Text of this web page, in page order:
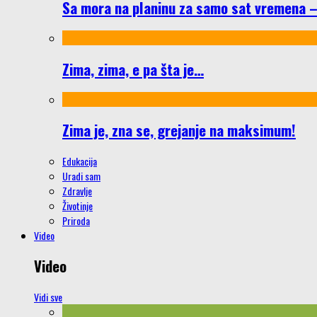
Sa mora na planinu za samo sat vremena
Zima, zima, e pa šta je…
Zima je, zna se, grejanje na maksimum!
Edukacija
Uradi sam
Zdravlje
Životinje
Priroda
Video
Video
Vidi sve